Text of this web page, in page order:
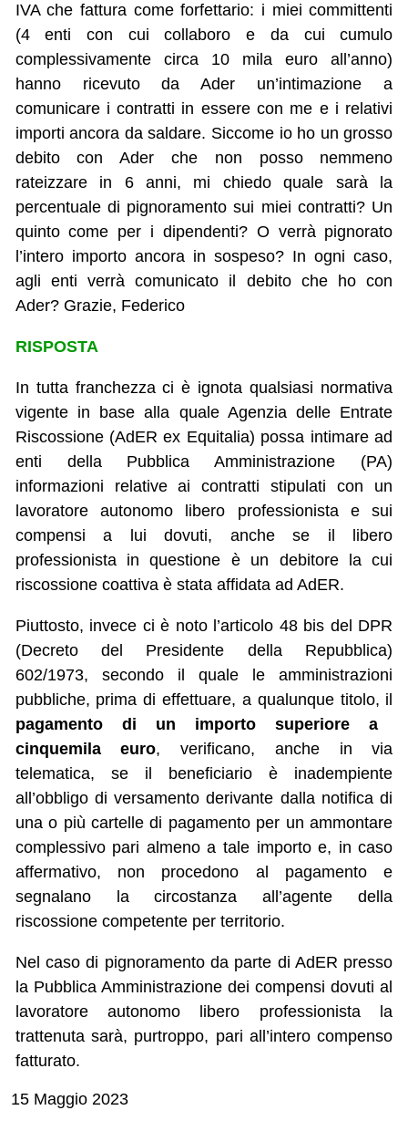
IVA che fattura come forfettario: i miei committenti
(4 enti con cui collaboro e da cui cumulo
complessivamente circa 10 mila euro all’anno)
hanno ricevuto da Ader un’intimazione a
comunicare i contratti in essere con me e i relativi
importi ancora da saldare. Siccome io ho un grosso
debito con Ader che non posso nemmeno
rateizzare in 6 anni, mi chiedo quale sarà la
percentuale di pignoramento sui miei contratti? Un
quinto come per i dipendenti? O verrà pignorato
l’intero importo ancora in sospeso? In ogni caso,
agli enti verrà comunicato il debito che ho con
Ader? Grazie, Federico
RISPOSTA
In tutta franchezza ci è ignota qualsiasi normativa
vigente in base alla quale Agenzia delle Entrate
Riscossione (AdER ex Equitalia) possa intimare ad
enti della Pubblica Amministrazione (PA)
informazioni relative ai contratti stipulati con un
lavoratore autonomo libero professionista e sui
compensi a lui dovuti, anche se il libero
professionista in questione è un debitore la cui
riscossione coattiva è stata affidata ad AdER.
Piuttosto, invece ci è noto l’articolo 48 bis del DPR
(Decreto del Presidente della Repubblica)
602/1973, secondo il quale le amministrazioni
pubbliche, prima di effettuare, a qualunque titolo, il
pagamento di un importo superiore a
cinquemila euro, verificano, anche in via
telematica, se il beneficiario è inadempiente
all’obbligo di versamento derivante dalla notifica di
una o più cartelle di pagamento per un ammontare
complessivo pari almeno a tale importo e, in caso
affermativo, non procedono al pagamento e
segnalano la circostanza all’agente della
riscossione competente per territorio.
Nel caso di pignoramento da parte di AdER presso
la Pubblica Amministrazione dei compensi dovuti al
lavoratore autonomo libero professionista la
trattenuta sarà, purtroppo, pari all’intero compenso
fatturato.
15 Maggio 2023